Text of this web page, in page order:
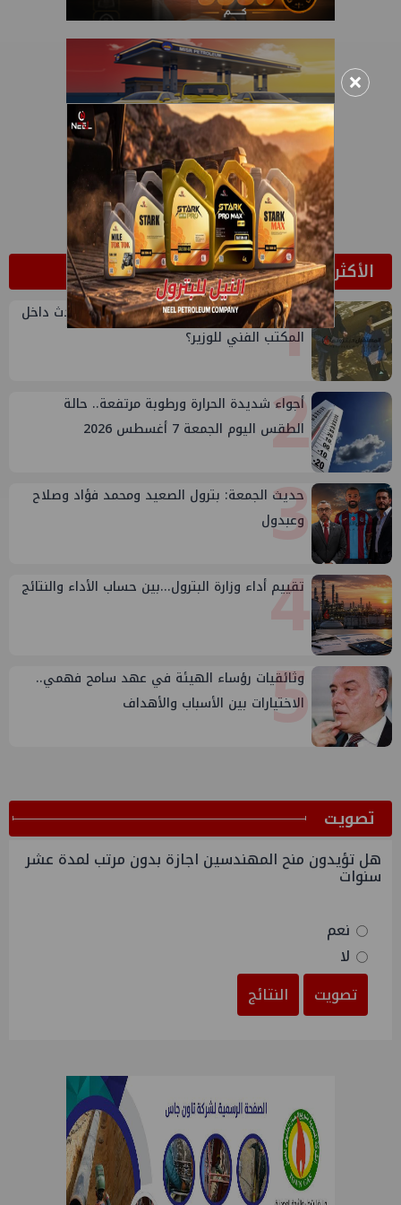
الأكثر قراءة
1
صورة البرجولة وعفريتة التسريبات..ماذا يحدث داخل
المكتب الفني للوزير؟
2
أجواء شديدة الحرارة ورطوبة مرتفعة.. حالة
الطقس اليوم الجمعة 7 أغسطس 2026
3
حديث الجمعة: بترول الصعيد ومحمد فؤاد وصلاح
وعبدول
4
تقييم أداء وزارة البترول...بين حساب الأداء والنتائج
5
وثائقيات رؤساء الهيئة في عهد سامح فهمي..
الاختيارات بين الأسباب والأهداف
ﺗﺼﻮﻳﺖ
هل تؤيدون منح المهندسين اجازة بدون مرتب لمدة عشر
سنوات
نعم
لا
تصويت
النتائج
×